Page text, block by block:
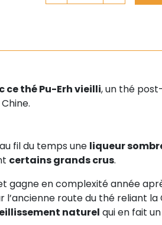
ce thé Pu-Erh vieilli, un thé
fil du temps une liqueur
certains grands crus.
gagne en complexité année
route du thé reliant la
naturel qui en fait